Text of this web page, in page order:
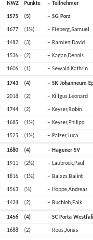
NWZ Punkte – Teilnehmer
1575 (5) – SG Porz
1677 (1½) – Fieberg,Samuel
1482 (3) – Ramien,David
1536 (2) – Kagan,Dennis
1606 (1) – Sewald,Kathrin
1743 (4) – SK Johanneum
2018 (2) – Killgus,Leonard
1744 (2) – Keyser,Robin
1685 (1½) – Keyser,Philipp
1525 (1½) – Palzer,Luca
1680 (4) – Hagener SV
1911 (2½) – Laubrock,Paul
1816 (1½) – Balazs,Balint
1563 (½) – Hoppe,Andreas
1428 (2) – Buchloh,Falk
1456 (4) – SC Porta
1688 (2) – Roos,Jonas